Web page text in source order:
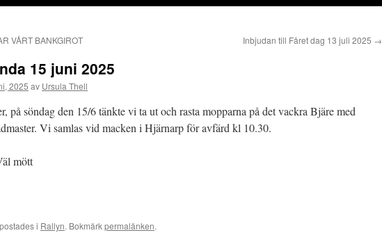
VÅRT BANKGIROT Inbjudan till Fåret dag 13 juli 2025 →
15 juni 2025
2025 av Ursula Thell
på söndag den 15/6 tänkte vi ta ut och rasta mopparna på det vackra Bjäre med
Vi samlas vid macken i Hjärnarp för avfärd kl 10.30.
mött
i Rallyn. Bokmärkpermalänken.